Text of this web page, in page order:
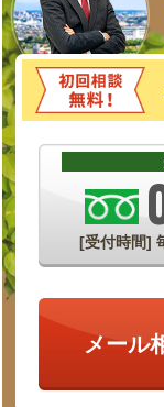
[受付時間]
メール